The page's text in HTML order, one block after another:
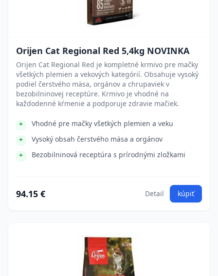
Orijen Cat Regional Red 5,4kg NOVINKA
Orijen Cat Regional Red je kompletné krmivo pre mačky
všetkých plemien a vekových kategórií. Obsahuje vysoký
podiel čerstvého mäsa, orgánov a chrupaviek v
bezobilninovej receptúre. Krmivo je vhodné na
každodenné kŕmenie a podporuje zdravie mačiek.
Vhodné pre mačky všetkých plemien a veku
Vysoký obsah čerstvého mäsa a orgánov
Bezobilninová receptúra s prírodnými zložkami
94.15 € Detail kúpiť